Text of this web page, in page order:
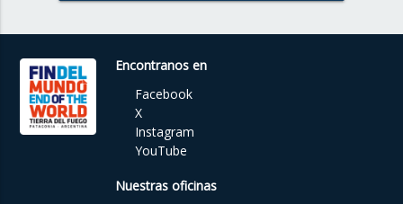
Encontranos en
Facebook
X
Instagram
YouTube
Nuestras oficinas